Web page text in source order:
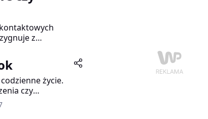
bez
jakie
noszenie
z
soczewek
soczewki
rozwiązania
słusznego
„za” i
życie.
czy
przeszkody,
ale także